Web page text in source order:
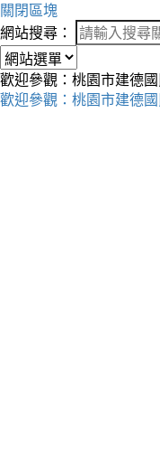
關閉區塊
網站搜尋：
歡迎參觀：桃園市建德
歡迎參觀：桃園市建德